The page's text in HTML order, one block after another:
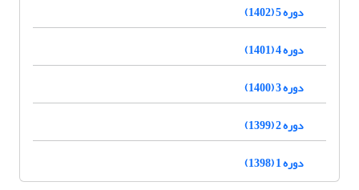
دوره 5 (1402)
دوره 4 (1401)
دوره 3 (1400)
دوره 2 (1399)
دوره 1 (1398)